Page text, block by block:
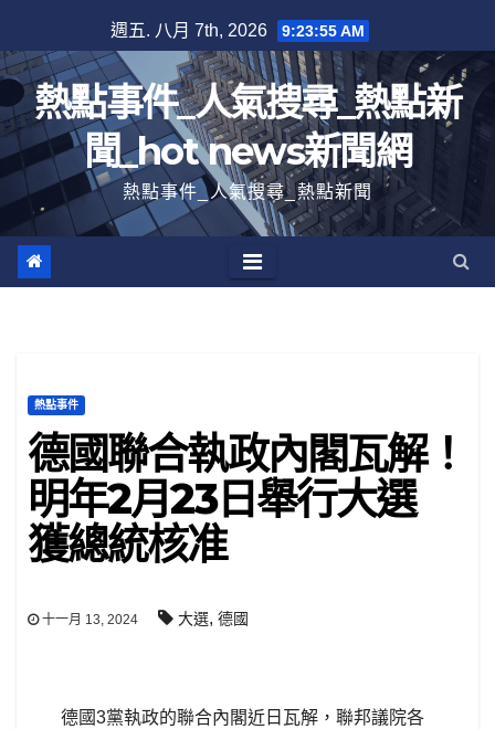
至
內
容
週五. 八月 7th, 2026 9:23:56 AM
熱點事件_人氣搜尋_熱點新
聞_hot news新聞網
熱點事件_人氣搜尋_熱點新聞
熱點事件
德國聯合執政內閣瓦解！
明年2月23日舉行大選
獲總統核准
十一月 13, 2024 大選, 德國
德國3黨執政的聯合內閣近日瓦解，聯邦議院各